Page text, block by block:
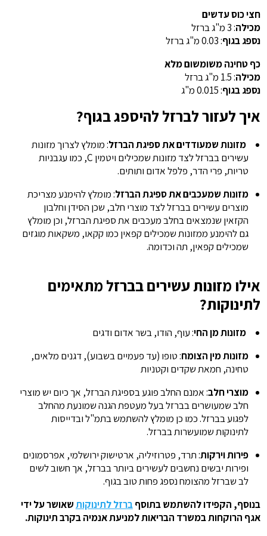
חצי כוס עדשים
מכילה: 3 מ"ג ברזל
נספג בגוף: 0.03 מ"ג ברזל
כף טחינה משומשום מלא
מכילה: 1.5 מ"ג ברזל
נספג בגוף: 0.015 מ"ג
איך לעזור לברזל להיספג בגוף?
מזונות שמעודדים את ספיגת הברזל: מומלץ לצרוך מזונות
עשירים בברזל לצד מזונות שמכילים ויטמין C, כמו עגבניות
טריות, פרי הדר, פלפל אדום ותותים.
מזונות שמעכבים את ספיגת הברזל: מומלץ להימנע מצריכת
מוצרים עשירים בברזל לצד מוצרי חלב, שכן הסידן וחלבון
הקזאין שנמצאים בחלב מעכבים את ספיגת הברזל, וכן מומלץ
גם להימנע ממזונות שמכילים קפאין כמו קקאו, משקאות מוגזים
שמכילים קפאין, תה וכדומה.
אילו מזונות עשירים בברזל מתאימים
לתינוקות?
מזונות מן החי: עוף, הודו, בשר אדום ודגים
מזונות מין הצומח: טופו (עד פעמיים בשבוע), דגנים מלאים,
טחינה, חמאת שקדים וקטניות
מוצרי חלב: אמנם החלב פוגע בספיגת הברזל, אך כיום יש מוצרי
חלב שמעושרים בברזל בעל מעטפת הגנה שמונעת מהחלב
לפגוע בברזל. כמו כן מומלץ להשתמש בתמ"ל ובדייסות
לתינוקות שמועשרות בברזל.
פירות וירקות: תרד, פטרוזיליה, ארטישוק ירושלמי, אפרסמונים
ופירות יבשים נחשבים לעשירים ביותר בברזל, אך חשוב לשים
לב שברזל מהצומח נספג פחות טוב בגוף.
בנוסף, הקפידו להשתמש בתוסףברזל לתינוקותשאושר על ידי
אגף הרוקחות במשרד הבריאות למניעת אנמיה בקרב תינוקות.